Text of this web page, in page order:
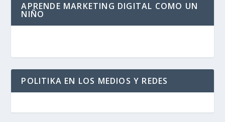
APRENDE MARKETING DIGITAL COMO UN
NIÑO
POLITIKA EN LOS MEDIOS Y REDES